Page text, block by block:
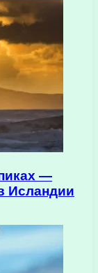
—
Исландии